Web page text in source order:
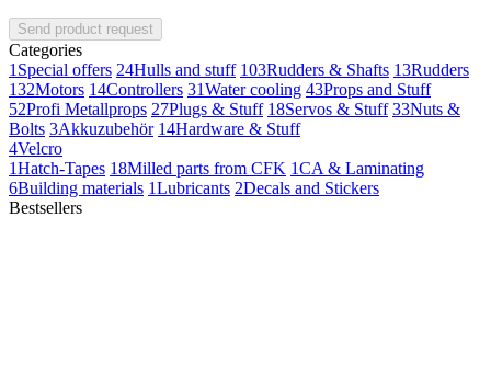
Send product request
Categories
1 Special offers 24Hulls and stuff 103Rudders & Shafts 13Rudders
132Motors 14Controllers 31Water cooling 43Props and Stuff
52Profi Metallprops 27Plugs & Stuff 18Servos & Stuff 33Nuts &
Bolts 3Akkuzubehör 14Hardware & Stuff
4Velcro
1Hatch-Tapes 18Milled parts from CFK 1CA & Laminating
6Building materials 1Lubricants 2Decals and Stickers
Bestsellers